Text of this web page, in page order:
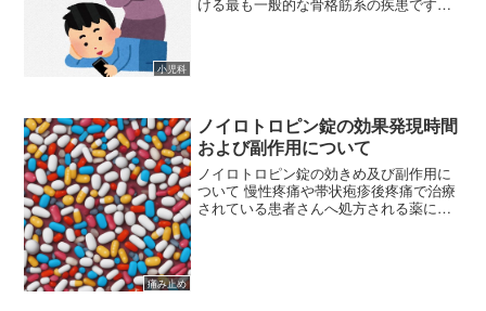
小児科
ける最も一般的な骨格筋系の疾患です。
痛み止め
ノイロトロピン錠の効果発現時間
および副作用について
ノイロトロピン錠の効きめ及び副作用に
ついて 慢性疼痛や帯状疱疹後疼痛で治療
されている患者さんへ処方される薬に